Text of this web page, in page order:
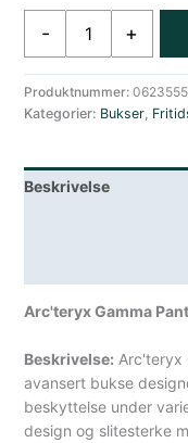
-
M
Black
+
Produktnummer:
Kategorier: Bukser,
Beskrivelse
Arc'teryx Gamma
Beskrivelse: Arc'teryx
avansert bukse
beskyttelse under
design og slitesterke